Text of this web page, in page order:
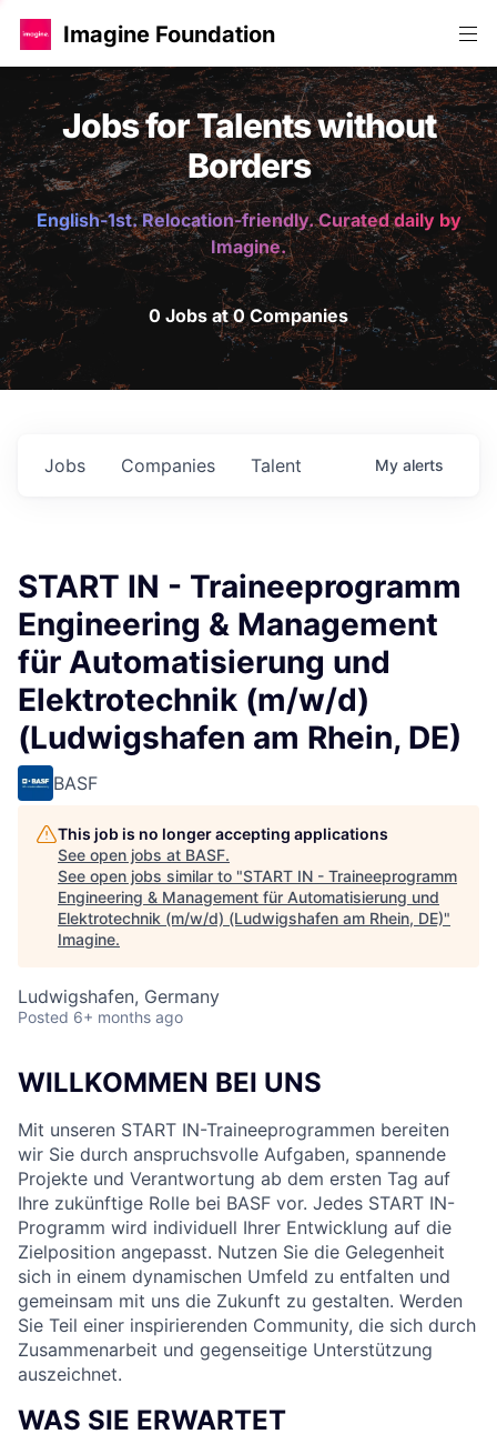
Imagine Foundation
Jobs for Talents without
Borders
English-1st. Relocation-friendly. Curated daily by
Imagine.
0 Jobs at 0 Companies
Jobs Companies Talent My alerts
START IN - Traineeprogramm
Engineering & Management
für Automatisierung und
Elektrotechnik (m/w/d)
(Ludwigshafen am Rhein, DE)
BASF
This job is no longer accepting applications
See open jobs at BASF.
See open jobs similar to "START IN - Traineeprogramm
Engineering & Management für Automatisierung und
Elektrotechnik (m/w/d) (Ludwigshafen am Rhein, DE)"
Imagine.
Ludwigshafen, Germany
Posted 6+ months ago
WILLKOMMEN BEI UNS
Mit unseren START IN-Traineeprogrammen bereiten
wir Sie durch anspruchsvolle Aufgaben, spannende
Projekte und Verantwortung ab dem ersten Tag auf
Ihre zukünftige Rolle bei BASF vor. Jedes START IN-
Programm wird individuell Ihrer Entwicklung auf die
Zielposition angepasst. Nutzen Sie die Gelegenheit
sich in einem dynamischen Umfeld zu entfalten und
gemeinsam mit uns die Zukunft zu gestalten. Werden
Sie Teil einer inspirierenden Community, die sich durch
Zusammenarbeit und gegenseitige Unterstützung
auszeichnet.
WAS SIE ERWARTET